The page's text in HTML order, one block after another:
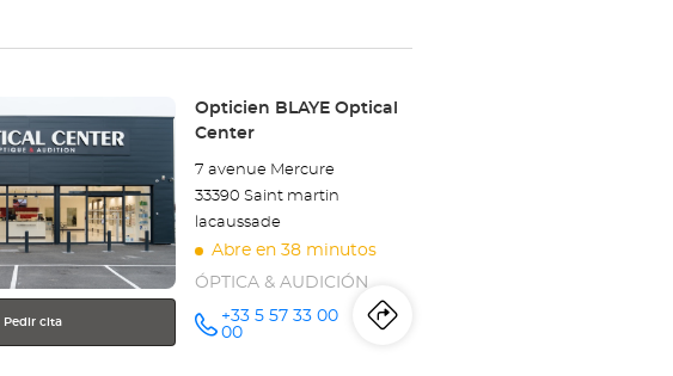
Opticien
Pedir cita
Tienda:
Opticien BLAYE Optical
Center
7 avenue Mercure
33390 Saint martin
lacaussade
Abre en 38 minutos
ÓPTICA & AUDICIÓN
número
+33 5 57 33 00
00
Itinerario
a